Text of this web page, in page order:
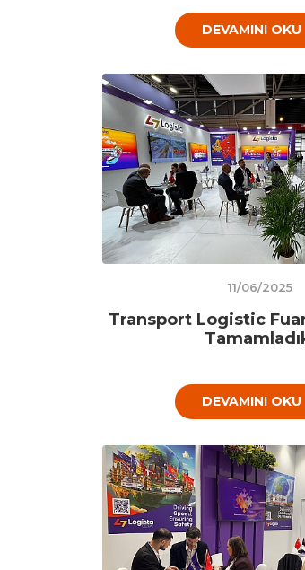
DEVAMINI OKU
11/06/2025
Transport Logistic
DEVAMINI OKU